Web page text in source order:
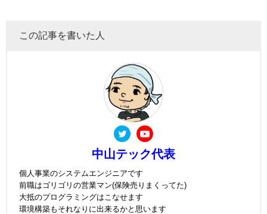
この記事を書いた人
中山テック代表
個人事業のシステムエンジニアです
前職はゴリゴリの営業マン(保険売りまくってた)
大抵のプログラミングはこなせます
環境構築もそれなりに出来るかと思います